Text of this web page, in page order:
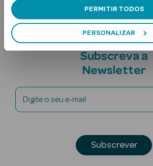
PERMITIR TODOS
PERSONALIZAR
Ver Tudo
Solares
Subscreva a
Newsletter
Digite o seu e-mail
Subscrever